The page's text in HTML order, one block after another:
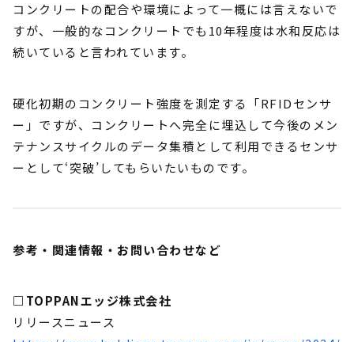
コンクリートの配合や環境によって一概には言えないで
すが、一般的なコンクリートでも10年程度は水和反応は
続いていると言われています。
硬化初期のコンクリート強度を測定する「RFIDセンサ
ー」ですが、コンクリートへ完全に埋込して今後のメン
テナンスサイクルのデータ集積として利用できるセンサ
ーとして‘突破’してもらいたいものです。
参考・関連情報・お問い合わせなど
□TOPPANエッジ株式会社
リリースニュース